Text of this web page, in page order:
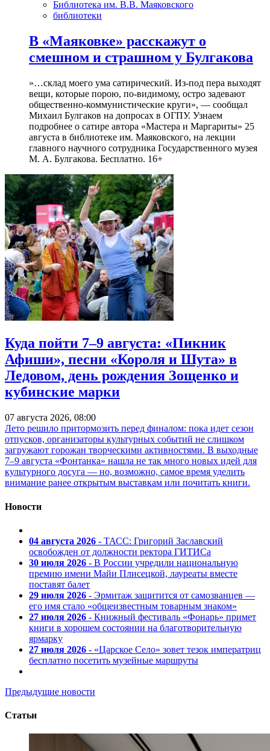
Библиотека им. В.В. Маяковского
библиотеки
В «Маяковке» расскажут о
смешном и страшном у Булгакова
»…склад моего ума сатирический. Из-под пера выходят
вещи, которые порою, по-видимому, остро задевают
общественно-коммунистические круги», — сообщал
Михаил Булгаков на допросах в ОГПУ. Узнаем
подробнее о сатире автора «Мастера и Маргариты» 25
августа в библиотеке им. Маяковского, на лекции
главного научного сотрудника Государственного музея
М. А. Булгакова. Бесплатно. 16+
Куда пойти 7–9 августа: «Пикник
Афиши», песни «Короля и Шута» в
Ледовом, день рождения Зощенко и
кубинские марки
07 августа 2026, 08:00
Лето решило притормозить перед финалом: пока идет сезон
отпусков, организаторы культурных событий не слишком
загружают горожан творческими активностями. В выходные
7–9 августа «Фонтанка» нашла не так много новых идей для
культурного досуга — но, возможно, самое время уделить
внимание ранее открытым выставкам или почитать книги.
Новости
04 августа 2026 - ТАСС: Григорий Заславский
освобожден от должности ректора ГИТИСа
30 июля 2026 - В России учредили национальную
премию имени Майи Плисецкой, лауреаты вместе
поставят балет
29 июля 2026 - Эрмитаж защитится от самозванцев —
его имя стало «общеизвестным товарным знаком»
27 июля 2026 - Книжный фестиваль «Фонарь» примет
книги в хорошем состоянии на благотворительную
ярмарку
27 июля 2026 - «Царское Село» зовет тезок императриц
бесплатно посетить музейные маршруты
Предыдущие новости
Статьи